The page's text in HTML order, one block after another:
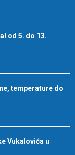
od 5. do 13.
temperature do
Vukalovića u